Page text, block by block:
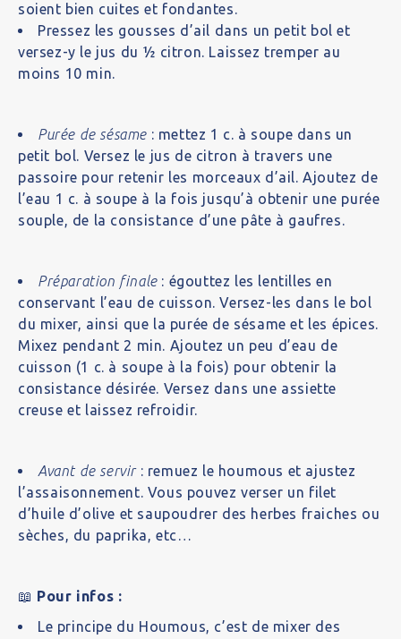
soient bien cuites et fondantes.
Pressez les gousses d’ail dans un petit bol et
versez-y le jus du ½ citron. Laissez tremper au
moins 10 min.
Purée de sésame : mettez 1 c. à soupe dans un
petit bol. Versez le jus de citron à travers une
passoire pour retenir les morceaux d’ail. Ajoutez de
l’eau 1 c. à soupe à la fois jusqu’à obtenir une purée
souple, de la consistance d’une pâte à gaufres.
Préparation finale: égouttez les lentilles en
conservant l’eau de cuisson. Versez-les dans le bol
du mixer, ainsi que la purée de sésame et les épices.
Mixez pendant 2 min. Ajoutez un peu d’eau de
cuisson (1 c. à soupe à la fois) pour obtenir la
consistance désirée. Versez dans une assiette
creuse et laissez refroidir.
Avant de servir: remuez le houmous et ajustez
l’assaisonnement. Vous pouvez verser un filet
d’huile d’olive et saupoudrer des herbes fraiches ou
sèches, du paprika, etc…
📖 Pour infos :
Le principe du Houmous, c’est de mixer des